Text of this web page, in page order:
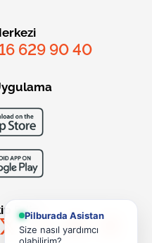
629 90 40
EdinPilburada Asistan
Size nasıl yardımcı